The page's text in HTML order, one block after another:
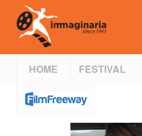
HOME FESTIVAL